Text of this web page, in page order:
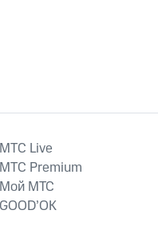
MTС Live
MTС Premium
Мой МТС
GOOD’OK